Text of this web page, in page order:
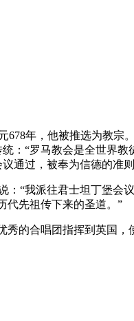
年，他被推选为教
：“罗马教会是全世界
通过，被奉为信德的准
“我派往君士坦丁堡会
代先祖传下来的圣道。”
的合唱团指挥到英国，